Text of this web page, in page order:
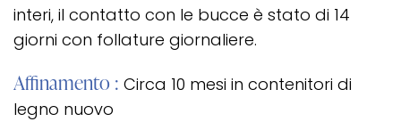
interi, il contatto con le bucce è stato di 14
giorni con follature giornaliere.
Affinamento : Circa 10 mesi in contenitori di
legno nuovo